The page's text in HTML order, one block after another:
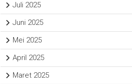
Juli 2025
Juni 2025
Mei 2025
April 2025
Maret 2025